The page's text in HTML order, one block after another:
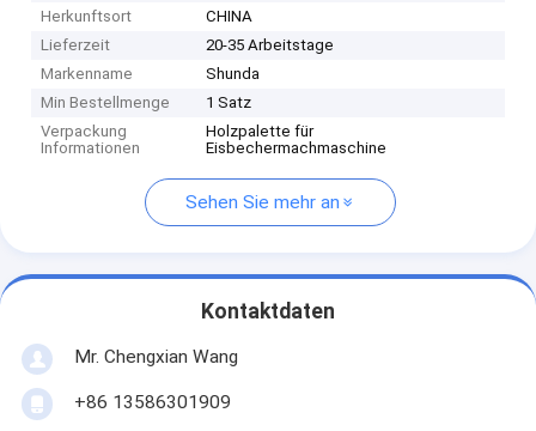
Herkunftsort
CHINA
Lieferzeit
20-35 Arbeitstage
Markenname
Shunda
Min Bestellmenge
1 Satz
Verpackung
Informationen
Holzpalette für
Eisbechermachmaschine
Sehen Sie mehr an
Kontaktdaten
Mr. Chengxian Wang
+86 13586301909